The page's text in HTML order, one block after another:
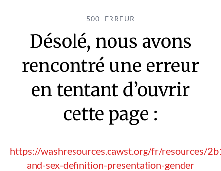
500 ERREUR
Désolé, nous avons
rencontré une erreur
en tentant d’ouvrir
cette page :
https://washresources.cawst.org/fr/resources/
and-sex-definition-presentation-gender